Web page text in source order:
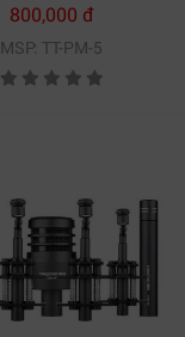
800,000 đ
MSP: TT-PM-5